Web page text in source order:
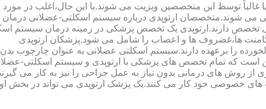
غالباً توسط این متخصصین ویزیت می شوند.با این حال،اغلب در مورد
می شوند.متخصصان ارتوپدی درباره سیستم اسکلتی-عضلانی
تخصص دارند.ارتوپدی یک تخصص پزشکی در زمینه درمان سیستم
ها،غضروف ها و اعصاب را شامل می شود.پزشکان ارتوپدی
را برعهده دارند.سیستم اسکلتی عضلانی به عنوان چارچوب
است که تمام تخصص های پزشکی با ارتوپدی و سیستم اسکلتی-
های درمانی بدون نیاز به عمل جراحی را نیز به کار می
خصوصی خود کار می کنند.یک پزشک ارتوپدی می تواند در بخش